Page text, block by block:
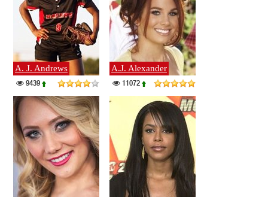
A. J. Andrews
9439
A.J. Alexander
11072